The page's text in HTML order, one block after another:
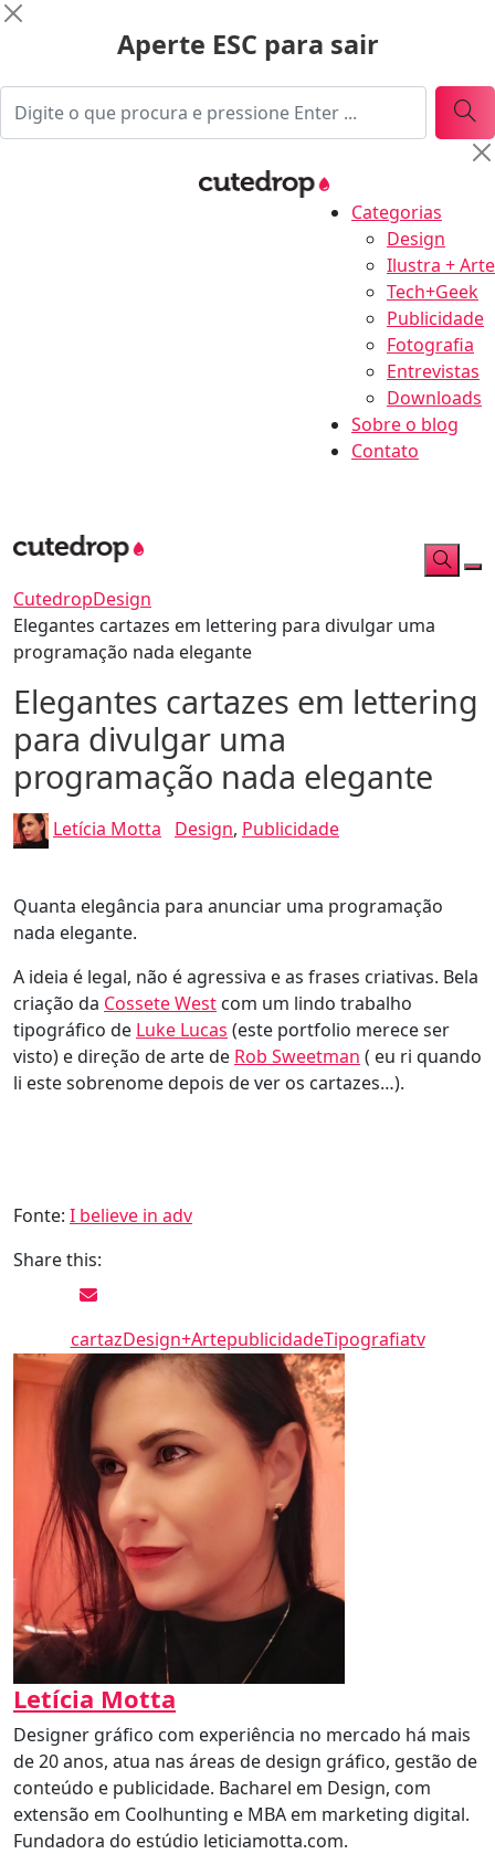
Aperte ESC para sair
Categorias
Design
Ilustra + Arte
Tech+Geek
Publicidade
Fotografia
Entrevistas
Downloads
Sobre o blog
Contato
CutedropDesign
Elegantes cartazes em lettering para divulgar uma
programação nada elegante
Elegantes cartazes em lettering
para divulgar uma
programação nada elegante
Letícia Motta Design, Publicidade
Quanta elegância para anunciar uma programação
nada elegante.
A ideia é legal, não é agressiva e as frases criativas. Bela
criação da Cossete West com um lindo trabalho
tipográfico de Luke Lucas (este portfolio merece ser
visto) e direção de arte de Rob Sweetman ( eu ri quando
li este sobrenome depois de ver os cartazes…).
Fonte: I believe in adv
Share this:
cartazDesign+ArtepublicidadeTipografiatv
Letícia Motta
Designer gráfico com experiência no mercado há mais
de 20 anos, atua nas áreas de design gráfico, gestão de
conteúdo e publicidade. Bacharel em Design, com
extensão em Coolhunting e MBA em marketing digital.
Fundadora do estúdio leticiamotta.com.